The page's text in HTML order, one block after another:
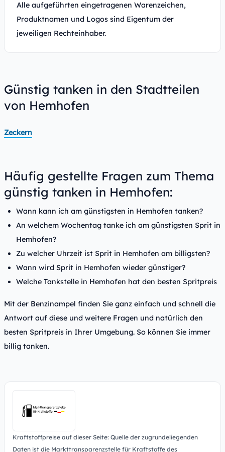
Alle aufgeführten eingetragenen Warenzeichen,
Produktnamen und Logos sind Eigentum der
jeweiligen Rechteinhaber.
Günstig tanken in den Stadtteilen
von Hemhofen
Zeckern
Häufig gestellte Fragen zum Thema
günstig tanken in Hemhofen:
Wann kann ich am günstigsten in Hemhofen tanken?
An welchem Wochentag tanke ich am günstigsten Sprit in
Hemhofen?
Zu welcher Uhrzeit ist Sprit in Hemhofen am billigsten?
Wann wird Sprit in Hemhofen wieder günstiger?
Welche Tankstelle in Hemhofen hat den besten Spritpreis
Mit der Benzinampel finden Sie ganz einfach und schnell die
Antwort auf diese und weitere Fragen und natürlich den
besten Spritpreis in Ihrer Umgebung. So können Sie immer
billig tanken.
Kraftstoffpreise auf dieser Seite: Quelle der zugrundeliegenden
Daten ist die Markttransparenzstelle für Kraftstoffe des